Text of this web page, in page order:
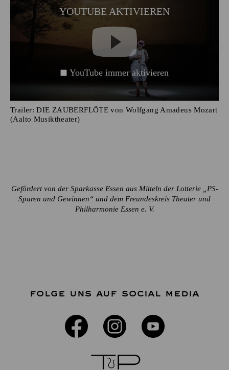
YOUTUBE AKTIVIEREN
YouTube immer aktivieren
Trailer: DIE ZAUBERFLÖTE von Wolfgang Amadeus Mozart
(Aalto Musiktheater)
Gefördert von der Sparkasse Essen aus Mitteln der Lotterie „PS-
Sparen und Gewinnen“ und dem Freundeskreis Theater und
Philharmonie Essen e. V.
FOLGE UNS AUF SOCIAL MEDIA